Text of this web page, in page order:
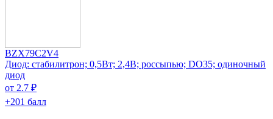
BZX79C2V4
Диод: стабилитрон; 0,5Вт; 2,4В; россыпью; DO35; одиночный
диод
от 2.7 ₽
+201 балл